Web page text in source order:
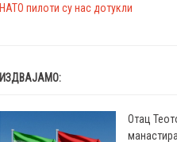
НАТО пилоти су нас дотукли
ИЗДВАЈАМО:
Отац